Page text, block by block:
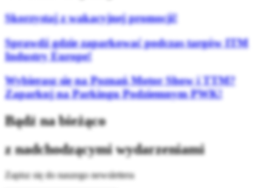
Skorzystaj z wakacyjnej promocji!
Sprawdź gdzie zaparkować podczas targów ITM
Industry Europe!
Wybierasz się na Poznań Motor Show i TTM?
Zaparkuj na Parkingu Podziemnym PWK!
Bądź na bieżąco
z nadchodzącymi wydarzeniami
Zapisz się do naszego newslettera